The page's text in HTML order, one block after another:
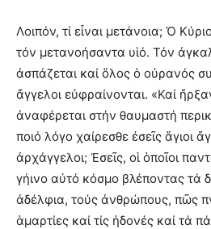
Λοιπόν, τί εἶναι μετάνοια; Ὁ
τόν μετανοήσαντα υἱό. Τόν
ἀσπάζεται καί ὅλος ὁ οὐρανός
ἄγγελοι εὐφραίνονται. «Καί
ἀναφέρεται στήν θαυμαστή
ποιό λόγο χαίρεσθε ἐσεῖς ἅγιοι
ἀρχάγγελοι; Ἐσεῖς, οἱ ὁποῖοι
γήινο αὐτό κόσμο βλέποντας τά
ἀδέλφια, τούς ἀνθρώπους, πῶς
ἁμαρτίες καί τίς ἡδονές καί τά